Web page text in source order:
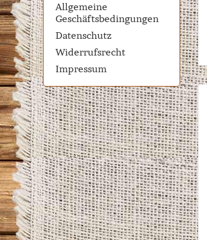
Allgemeine
Geschäftsbedingungen
Datenschutz
Widerrufsrecht
Impressum